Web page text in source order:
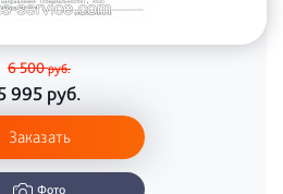
6 500руб.
995 руб.
Заказать
Фото